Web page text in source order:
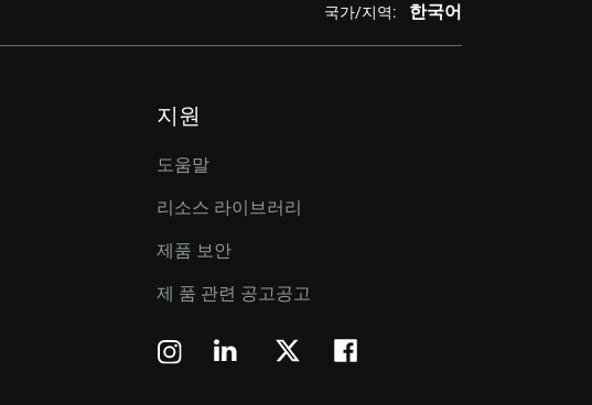
국가/지역: 한국어
지원
도움말
리소스 라이브러리
제품 보안
제 품 관련 공고공고